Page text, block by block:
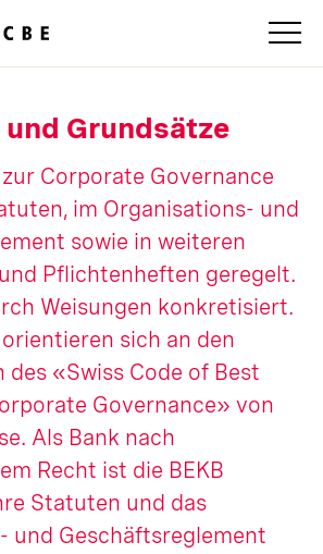
Grundsätze
Corporate Governance
im Organisations- und
sowie in weiteren
Pflichtenheften geregelt.
Weisungen konkretisiert.
sich an den
des «Swiss Code of Best
Governance» von
Als Bank nach
Recht ist die BEKB
Statuten und das
und Geschäftsreglement